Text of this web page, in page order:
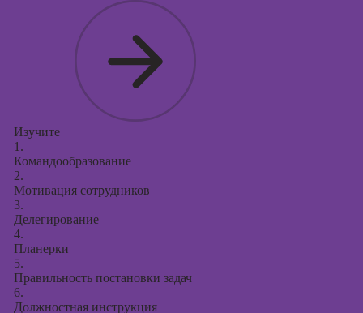
Изучите
1.
Командообразование
2.
Мотивация сотрудников
3.
Делегирование
4.
Планерки
5.
Правильность постановки задач
6.
Должностная инструкция